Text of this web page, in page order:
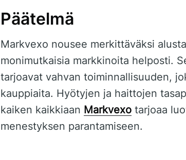
Päätelmä
Markvexo nousee merkittäväksi
monimutkaisia markkinoita helposti.
tarjoavat vahvan toiminnallisuuden,
kauppiaita. Hyötyjen ja haittojen
kaiken kaikkiaan Markvexo tarjoaa
menestyksen parantamiseen.